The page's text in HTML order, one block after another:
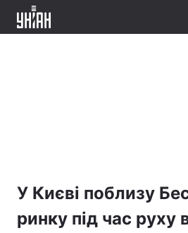
У Києві поблизу
ринку під час руху